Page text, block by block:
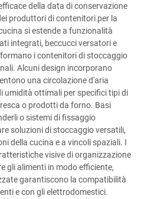
della data di conservazione
produttori di contenitori per la
si estende a funzionalità
integrati, beccucci versatori e
i contenitori di stoccaggio
Alcuni design incorporano
una circolazione d'aria
umidità ottimali per specifici tipi di
o prodotti da forno. Basi
o sistemi di fissaggio
soluzioni di stoccaggio versatili,
della cucina e a vincoli spaziali. I
visive di organizzazione
gli alimenti in modo efficiente,
garantiscono la compatibilità
e con gli elettrodomestici.